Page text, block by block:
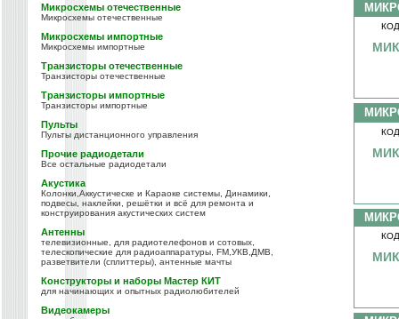
Микросхемы отечественные
Микросхемы отечественные
Микросхемы импортные
Микросхемы импортные
Транзисторы отечественные
Транзисторы отечественные
Транзисторы импортные
Транзисторы импортные
Пульты
Пульты дистанционного управления
Прочие радиодетали
Все остальные радиодетали
Акустика
Колонки,Аккустическе и Караоке системы, Динамики,
подвесы, наклейки, решётки и всё для ремонта и
конструирования акустических систем
Антенны
телевизионные, для радиотелефонов и сотовых,
телескопические для радиоаппаратуры, FM,УКВ,ДМВ,
разветвители (сплиттеры), антенные мачты
Конструкторы и наборы Мастер КИТ
для начинающих и опытных радиолюбителей
Видеокамеры